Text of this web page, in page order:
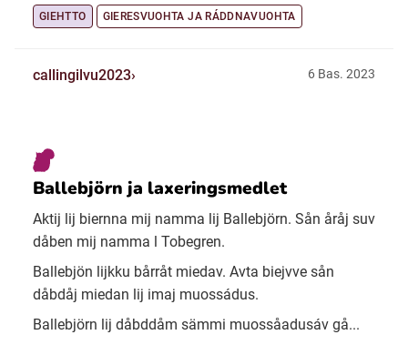
GIEHTTO GIERESVUOHTA JA RÁDDNAVUOHTA
callingilvu2023 6 Bas. 2023
Ballebjörn ja laxeringsmedlet
Aktij lij biernna mij namma lij Ballebjörn. Sån åråj suv
dåben mij namma l Tobegren.
Ballebjön lijkku bårråt miedav. Avta biejvve sån
dåbdåj miedan lij imaj muossádus.
Ballebjörn lij dåbddåm sämmi muossåadusáv gå...